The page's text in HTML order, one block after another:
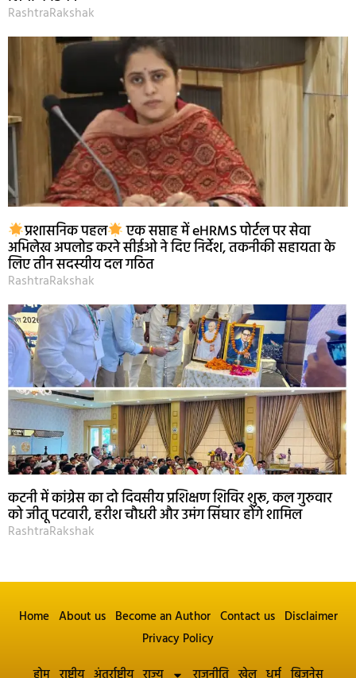
RashtraRakshak
प्रशासनिक पहल एक सप्ताह में eHRMS पोर्टल पर सेवा
अभिलेख अपलोड करने सीईओ ने दिए निर्देश, तकनीकी सहायता के
लिए तीन सदस्यीय दल गठित
RashtraRakshak
कटनी में कांग्रेस का दो दिवसीय प्रशिक्षण शिविर शुरू, कल गुरुवार
को जीतू पटवारी, हरीश चौधरी और उमंग सिंघार होंगे शामिल
RashtraRakshak
Home About us Become an Author Contact us Disclaimer
Privacy Policy